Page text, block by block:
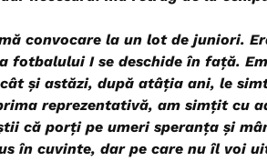
convocare la un lot de juniori.
fotbalului I se deschide în față.
și astăzi, după atâția ani, le
reprezentativă, am simțit cu
că porți pe umeri speranța și
în cuvinte, dar pe care nu îl voi